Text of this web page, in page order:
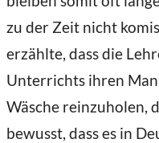
zu der Zeit nicht
erzählte, dass die
Unterrichts ihren
Wäsche reinzuholen,
bewusst, dass es in